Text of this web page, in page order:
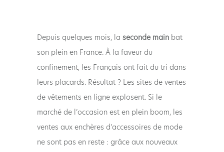
Depuis quelques mois, la seconde main bat
son plein en France. À la faveur du
confinement, les Français ont fait du tri dans
leurs placards. Résultat ? Les sites de ventes
de vêtements en ligne explosent. Si le
marché de l’occasion est en plein boom, les
ventes aux enchères d’accessoires de mode
ne sont pas en reste : grâce aux nouveaux